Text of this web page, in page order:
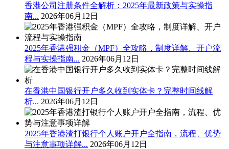
香港公司注册条件全解析：2025年最新政策与实操指
南... 2026年06月12日
2025年香港强积金（MPF）全攻略，制度详解、开户流
程与实操指南... 2026年06月12日
在香港中国银行开户多久收到实体卡？完整时间线解
析... 2026年06月12日
2025年香港渣打银行个人账户开户全指南，流程、优势
与注意事项详解... 2026年06月12日